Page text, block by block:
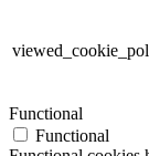
Functional
Functional